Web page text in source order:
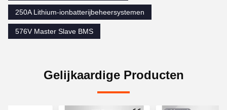
250A Lithium-ionbatterijbeheersystemen
576V Master Slave BMS
Gelijkaardige Producten